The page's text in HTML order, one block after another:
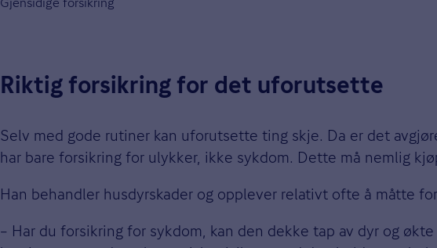
Riktig forsikring for det uforutsette
Selv med gode rutiner kan uforutsette ting skje. Da er det
har bare forsikring for ulykker, ikke sykdom. Dette må nemlig
Han behandler husdyrskader og opplever relativt ofte å måtte
– Har du forsikring for sykdom, kan den dekke tap av dyr og